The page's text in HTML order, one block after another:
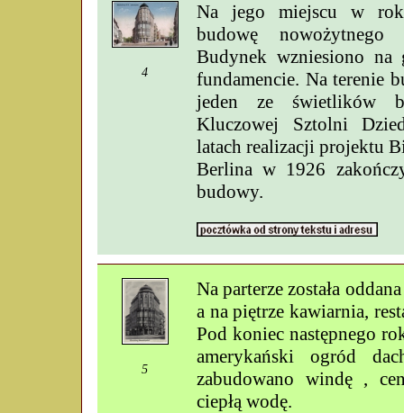
4
Na jego miejscu w
budowę nowożytnego
Budynek wzniesiono na
fundamencie. Na terenie
jeden ze świetlików
Kluczowej Sztolni
latach realizacji projektu
Berlina w 1926
budowy.
5
Na parterze została
a na piętrze kawiarnia,
Pod koniec następnego
amerykański ogród
zabudowano windę ,
ciepłą wodę.